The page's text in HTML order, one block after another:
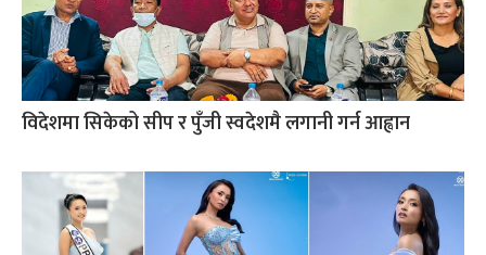
विदेशमा सिकेको सीप र पुँजी स्वदेशमै लगानी गर्न आह्वान